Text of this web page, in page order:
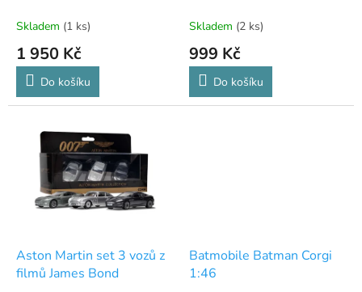
Skladem (1 ks)
1 950 Kč
Do košíku
Skladem (2 ks)
999 Kč
Do košíku
Aston Martin set 3 vozů z
filmů James Bond
Batmobile Batman Corgi
1:46